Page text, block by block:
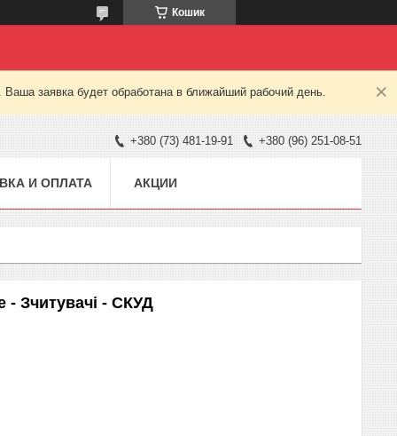
Кошик
заявка будет обработана в ближайший рабочий день.
+380 (73) 481-19-91 +380 (96) 251-08-51
И ОПЛАТА АКЦИИ
- Зчитувачі - СКУД